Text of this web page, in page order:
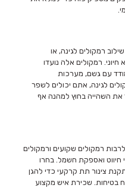
רמקולים לגינה, או
רמקולים אלה נועדו
עם גשם, מערכות
לגינה, אתם יכולים לשפר
את השהייה בחוץ למהנה אף
רמקולים שקועים ורמקולים
חיווט ואספקת חשמל. בחרו
צינור תת קרקעי כדי להגן
בטיחות. שכירת איש מקצוע